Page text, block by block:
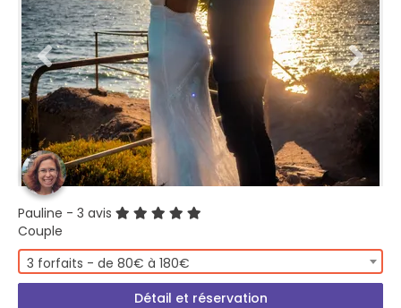
Pauline - 3 avis
Couple
3 forfaits - de 80€ à 180€
Détail et réservation